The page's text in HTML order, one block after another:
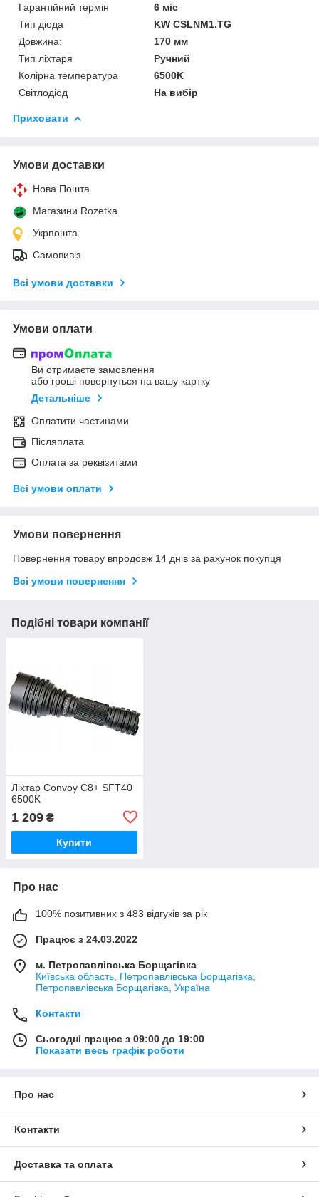
Гарантійний термін
6 міс
Тип діода
KW CSLNM1.TG
Довжина:
170 мм
Тип ліхтаря
Ручний
Колірна температура
6500K
Світлодіод
На вибір
Приховати
Умови доставки
Нова Пошта
Магазини Rozetka
Укрпошта
Самовивіз
Всі умови доставки
Умови оплати
Ви отримаєте замовлення
або гроші повернуться на вашу картку
Детальніше
Оплатити частинами
Післяплата
Оплата за реквізитами
Всі умови оплати
Умови повернення
Повернення товару впродовж 14 днів за рахунок покупця
Всі умови повернення
Подібні товари компанії
Ліхтар Convoy C8+ SFT40
6500K
1 209 ₴
Купити
Про нас
100% позитивних з 483 відгуків за рік
Працює з 24.03.2022
м. Петропавлівська Борщагівка
Київська область, Петропавлівська Борщагівка,
Петропавлівська Борщагівка, Україна
Контакти
Сьогодні працює з 09:00 до 19:00
Показати весь графік роботи
Про нас
Контакти
Доставка та оплата